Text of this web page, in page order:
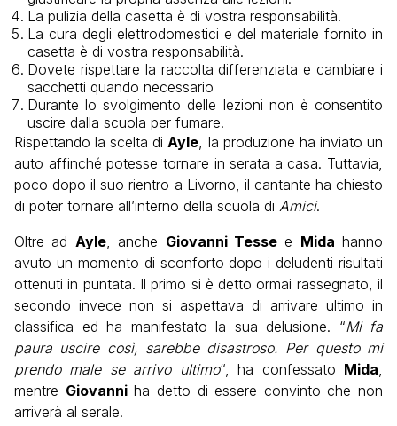
La pulizia della casetta è di vostra responsabilità.
La cura degli elettrodomestici e del materiale fornito in
casetta è di vostra responsabilità.
Dovete rispettare la raccolta differenziata e cambiare i
sacchetti quando necessario
Durante lo svolgimento delle lezioni non è consentito
uscire dalla scuola per fumare.
Rispettando la scelta di Ayle , la produzione ha inviato un
auto affinché potesse tornare in serata a casa. Tuttavia,
poco dopo il suo rientro a Livorno, il cantante ha chiesto
di poter tornare all’interno della scuola di Amici.
Oltre ad Ayle, anche Giovanni Tessee Mida hanno
avuto un momento di sconforto dopo i deludenti risultati
ottenuti in puntata. Il primo si è detto ormai rassegnato, il
secondo invece non si aspettava di arrivare ultimo in
classifica ed ha manifestato la sua delusione. “Mi fa
paura uscire così, sarebbe disastroso. Per questo mi
prendo male se arrivo ultimo“, ha confessato Mida
mentre Giovanniha detto di essere convinto che non
arriverà al serale.